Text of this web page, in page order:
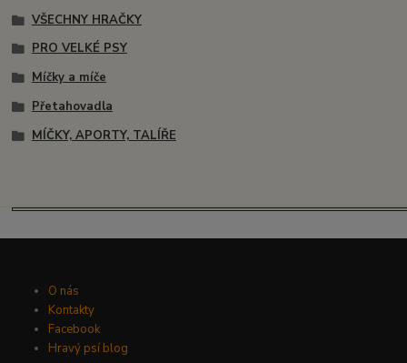
VŠECHNY HRAČKY
PRO VELKÉ PSY
Míčky a míče
Přetahovadla
MÍČKY, APORTY, TALÍŘE
O nás
Kontakty
Facebook
Hravý psí blog